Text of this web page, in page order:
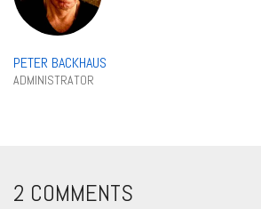
PETER BACKHAUS
ADMINISTRATOR
2 COMMENTS